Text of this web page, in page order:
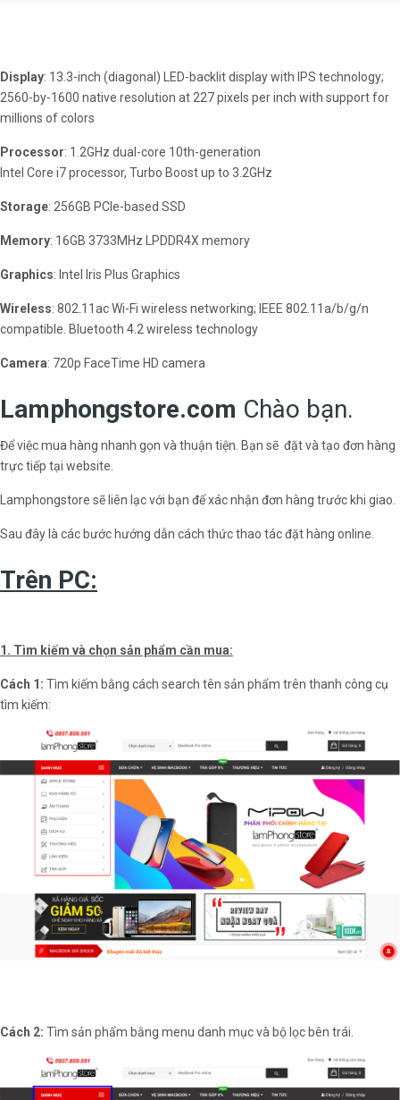
Display: 13.3-inch (diagonal) LED-backlit display with IPS technology;
2560-by-1600 native resolution at 227 pixels per inch with support for
millions of colors
Processor: 1.2GHz dual-core 10th-generation
Intel Core i7 processor, Turbo Boost up to 3.2GHz
Storage: 256GB PCIe-based SSD
Memory: 16GB 3733MHz LPDDR4X memory
Graphics: Intel Iris Plus Graphics
Wireless: 802.11ac Wi-Fi wireless networking; IEEE 802.11a/b/g/n
compatible. Bluetooth 4.2 wireless technology
Camera: 720p FaceTime HD camera
Lamphongstore.com Chào bạn.
Để việc mua hàng nhanh gọn và thuận tiện. Bạn sẽ đặt và tạo đơn hàng
trực tiếp tại website.
Lamphongstore sẽ liên lạc với bạn để xác nhận đơn hàng trước khi giao.
Sau đây là các bước hướng dẫn cách thức thao tác đặt hàng online.
Trên PC:
1. Tìm kiếm và chọn sản phẩm cần mua:
Cách 1: Tìm kiếm bằng cách search tên sản phẩm trên thanh công cụ
tìm kiếm:
Cách 2: Tìm sản phẩm bằng menu danh mục và bộ lọc bên trái.